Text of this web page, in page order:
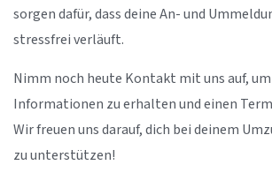
sorgen dafür, dass deine An- und
stressfrei verläuft.
Nimm noch heute Kontakt mit uns auf,
Informationen zu erhalten und einen
Wir freuen uns darauf, dich bei deinem
zu unterstützen!